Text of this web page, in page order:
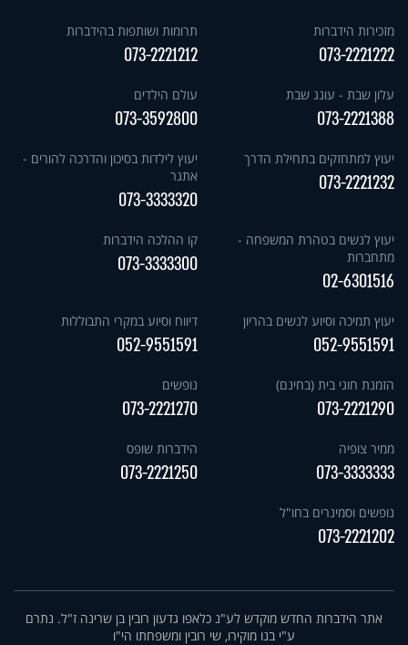
מזכירות הידברות
073-2221222
תרומות ושותפות בהידברות
073-2221212
עלון שבת - עונג שבת
073-2221388
עולם הילדים
073-3592800
יעוץ למתחזקים בתחילת הדרך
073-2221232
יעוץ לילדות בסיכון והדרכה להורים -
אתגר
073-3333320
יעוץ לנשים בטהרת המשפחה -
מתחברות
02-6301516
קו ההלכה הידברות
073-3333300
יעוץ תמיכה וסיוע לנשים בהריון
052-9551591
דיווח וסיוע במקרי התבוללות
052-9551591
הזמנת חוגי בית (בחינם)
073-2221290
נופשים
073-2221270
ממיר צופיה
073-3333333
הידברות שופס
073-2221250
נופשים וסמינרים בחו"ל
073-2221202
אתר הידברות החדש מוקדש לע"נ כלאפו גדעון רובין בן שרינה ז"ל. נתרם
ע"י בנו מוקירו, שי רובין ומשפחתו הי"ו